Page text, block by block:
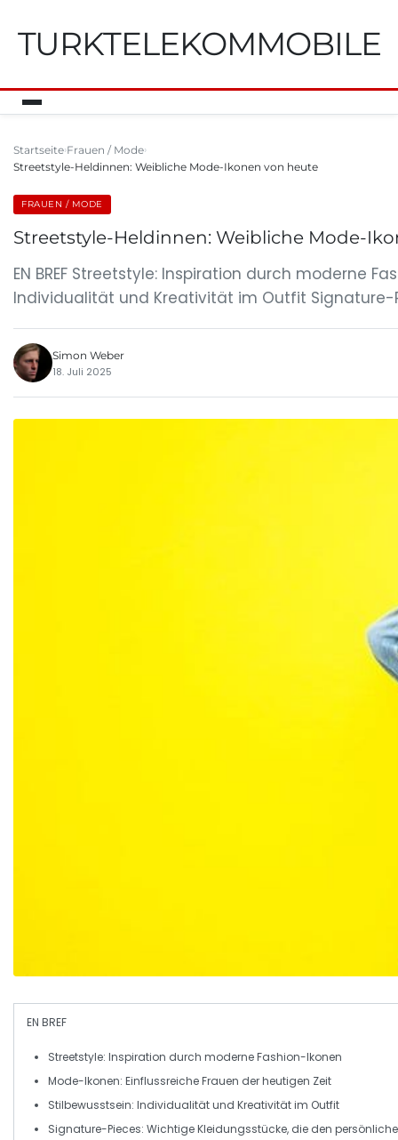
TURKTELEKOMMOBILE
Startseite Frauen / Mode
Streetstyle-Heldinnen: Weibliche Mode-Ikonen von heute
FRAUEN / MODE
Streetstyle-Heldinnen: Weibliche Mode-
EN BREF Streetstyle: Inspiration durch moderne
Individualität und Kreativität im Outfit Signature-
Simon Weber
18. Juli 2025
EN BREF
Streetstyle: Inspiration durch moderne Fashion-Ikonen
Mode-Ikonen: Einflussreiche Frauen der heutigen Zeit
Stilbewusstsein: Individualität und Kreativität im Outfit
Signature-Pieces: Wichtige Kleidungsstücke, die den